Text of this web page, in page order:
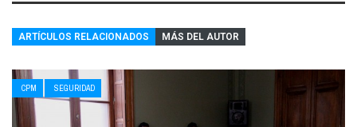
ARTÍCULOS RELACIONADOS MÁS DEL AUTOR
CPM SEGURIDAD